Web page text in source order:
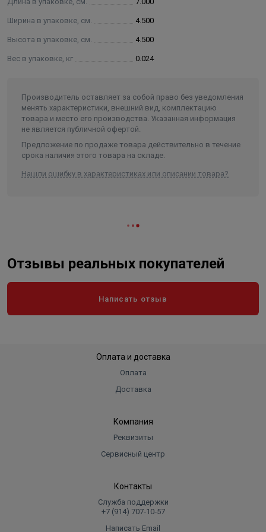
Ширина в упаковке, см. 4.500
Высота в упаковке, см. 4.500
Вес в упаковке, кг 0.024
Производитель оставляет за собой право без уведомления
менять характеристики, внешний вид, комплектацию
товара и место его производства. Указанная информация
не является публичной офертой.
Предложение по продаже товара действительно в течение
срока наличия этого товара на складе.
Нашли ошибку в характеристиках или описании товара?
Отзывы реальных покупателей
Написать отзыв
Оплата и доставка
Оплата
Доставка
Компания
Реквизиты
Сервисный центр
Контакты
Служба поддержки
+7 (914) 707‑10‑57
Написать Email